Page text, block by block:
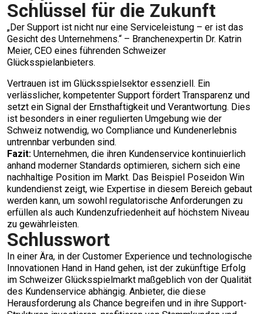
Schlüssel für die Zukunft
„Der Support ist nicht nur eine Serviceleistung – er ist das
Gesicht des Unternehmens.“ – Branchenexpertin Dr. Katrin
Meier, CEO eines führenden Schweizer
Glücksspielanbieters.
Vertrauen ist im Glücksspielsektor essenziell. Ein
verlässlicher, kompetenter Support fördert Transparenz und
setzt ein Signal der Ernsthaftigkeit und Verantwortung. Dies
ist besonders in einer regulierten Umgebung wie der
Schweiz notwendig, wo Compliance und Kundenerlebnis
untrennbar verbunden sind.
Fazit: Unternehmen, die ihren Kundenservice kontinuierlich
anhand moderner Standards optimieren, sichern sich eine
nachhaltige Position im Markt. Das Beispiel Poseidon Win
kundendienst zeigt, wie Expertise in diesem Bereich gebaut
werden kann, um sowohl regulatorische Anforderungen zu
erfüllen als auch Kundenzufriedenheit auf höchstem Niveau
zu gewährleisten.
Schlusswort
In einer Ära, in der Customer Experience und technologische
Innovationen Hand in Hand gehen, ist der zukünftige Erfolg
im Schweizer Glücksspielmarkt maßgeblich von der Qualität
des Kundenservice abhängig. Anbieter, die diese
Herausforderung als Chance begreifen und in ihre Support-